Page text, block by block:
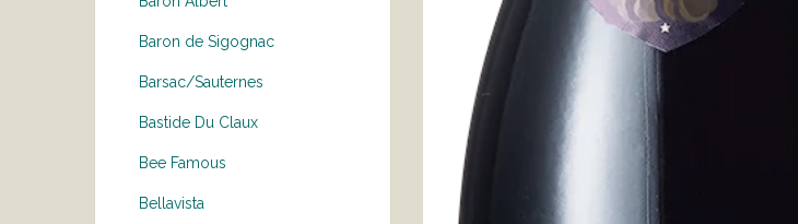
Baron de Sigognac
Barsac/Sauternes
Bastide Du Claux
Bee Famous
Bellavista